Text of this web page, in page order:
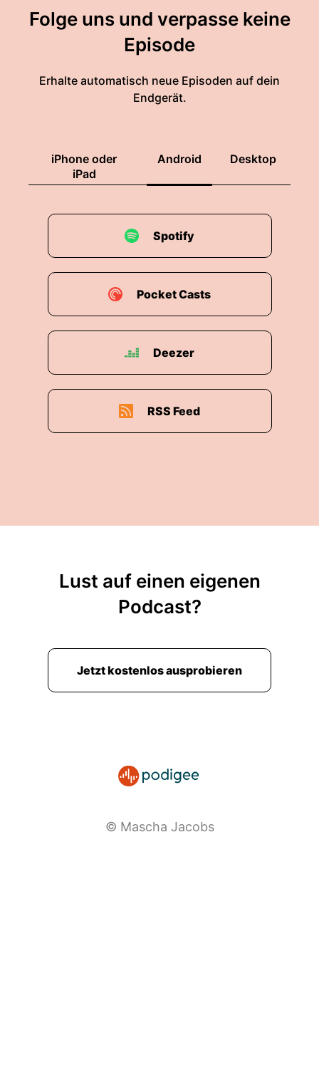
Folge uns und verpasse keine
Episode
Erhalte automatisch neue Episoden auf dein
Endgerät.
iPhone oder
iPad
Android Desktop
Spotify
Pocket Casts
Deezer
RSS Feed
Lust auf einen eigenen
Podcast?
Jetzt kostenlos ausprobieren
© Mascha Jacobs